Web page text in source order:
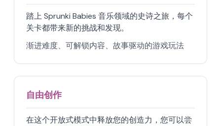
踏上 Sprunki Babies 音乐领域的史诗之旅，每个
关卡都带来新的挑战和发现。
渐进难度、可解锁内容、故事驱动的游戏玩法
自由创作
在这个开放式模式中释放您的创造力，您可以尝